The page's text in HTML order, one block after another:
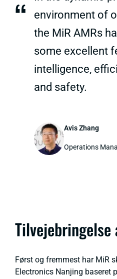
“
environment of
the MiR AMRs
some excellent
intelligence,
and safety.
Avis Zhang
Operations
Først og fremmest har MiR
Electronics Nanjing baseret